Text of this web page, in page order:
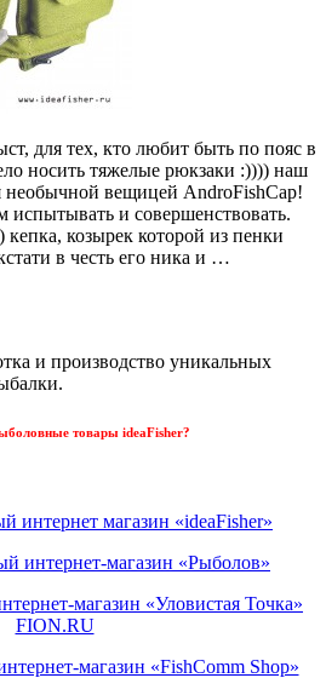
для тех, кто любит быть по пояс в
носить тяжелые рюкзаки :)))) наш
необычной вещицей AndroFishCap!
испытывать и совершенствовать.
козырек которой из пенки
в честь его ника и …
и производство уникальных
товары ideaFisher?
интернет магазин «ideaFisher»
интернет-магазин «Рыболов»
магазин «Уловистая Точка»
FION.RU
магазин «FishComm Shop»